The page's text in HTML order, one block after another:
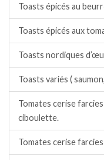
Toasts épicés au
Toasts épicés aux
Toasts nordiques
Toasts variés (
Tomates cerise
ciboulette.
Tomates cerise